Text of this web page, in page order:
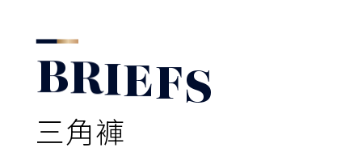
BRIEFS
三角褲